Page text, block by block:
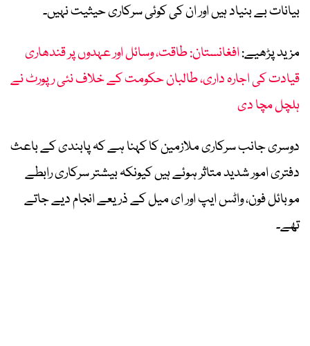
بیانات بے بنیاد ہیں اور ان کی کوئی سرکاری حیثیت نہیں۔
مزید پڑھیے:افغانستان: طاقت، وسائل اور عہدوں پر قندھاری
قیادت کی اجارہ داری، طالبان حکومت کے خلاف نئی رپورٹ نے
ہلچل مچا دی
دوسری جانب سرکاری ملازمین کا کہنا ہے کہ پابندی کے باعث
دفتری امور شدید متاثر ہوئے ہیں کیونکہ بیشتر سرکاری رابطے
موبائل فون، واٹس ایپ اور ای میل کے ذریعے انجام دیے جاتے
تھے۔